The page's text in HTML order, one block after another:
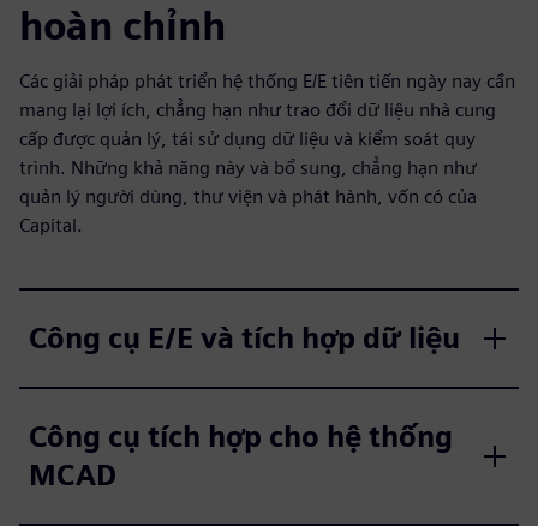
hoàn chỉnh
Các giải pháp phát triển hệ thống E/E tiên tiến ngày nay cần
mang lại lợi ích, chẳng hạn như trao đổi dữ liệu nhà cung
cấp được quản lý, tái sử dụng dữ liệu và kiểm soát quy
trình. Những khả năng này và bổ sung, chẳng hạn như
quản lý người dùng, thư viện và phát hành, vốn có của
Capital.
Công cụ E/E và tích hợp dữ liệu
Công cụ tích hợp cho hệ thống
MCAD